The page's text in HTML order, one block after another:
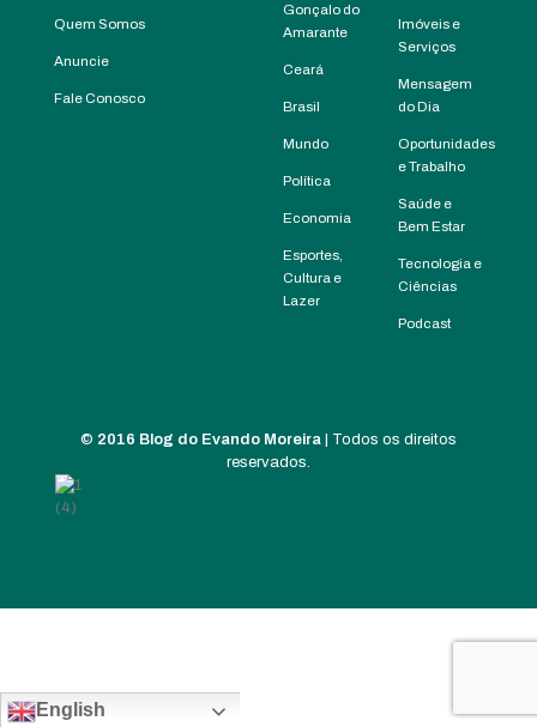
Quem Somos
Anuncie
Fale Conosco
Gonçalo do
Amarante
Ceará
Brasil
Mundo
Política
Economia
Esportes,
Cultura e
Lazer
Imóveis e
Serviços
Mensagem
do Dia
Oportunidades
e Trabalho
Saúde e
Bem Estar
Tecnologia e
Ciências
Podcast
© 2016 Blog do Evando Moreira | Todos os direitos
reservados.
English